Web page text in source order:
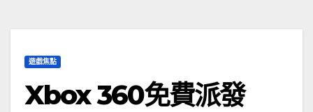
遊戲焦點
Xbox 360免費派發